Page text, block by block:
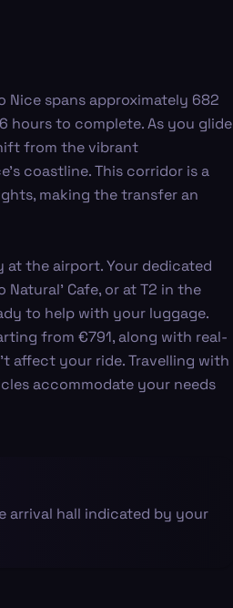
Nice spans approximately 682
hours to complete. As you glide
from the vibrant
coastline. This corridor is a
making the transfer an
at the airport. Your dedicated
Cafe, or at T2 in the
to help with your luggage.
from €791, along with real-
affect your ride. Travelling with
accommodate your needs
arrival hall indicated by your